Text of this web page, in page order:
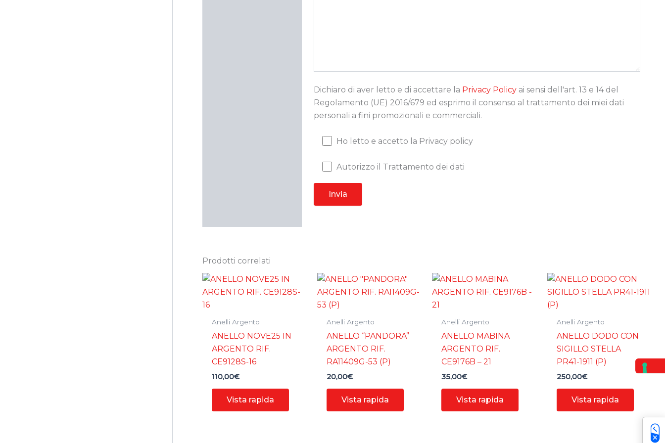
Dichiaro di aver letto e di accettare la Privacy Policyai sensi dell'art. 13 e 14 del
Regolamento (UE) 2016/679 ed esprimo il consenso al trattamento dei miei dati
personali a fini promozionali e commerciali.
Ho letto e accetto la Privacy policy
Autorizzo il Trattamento dei dati
Prodotti correlati
Anelli Argento
ANELLO NOVE25 IN
ARGENTO RIF.
CE9128S-16
110,00€
Vista rapida
Anelli Argento
ANELLO “PANDORA”
ARGENTO RIF.
RA11409G-53 (P)
20,00€
Vista rapida
Anelli Argento
ANELLO MABINA
ARGENTO RIF.
CE9176B – 21
35,00€
Vista rapida
Anelli Argento
ANELLO DODO CON
SIGILLO STELLA
PR41-1911 (P)
250,00€
Vista rapida